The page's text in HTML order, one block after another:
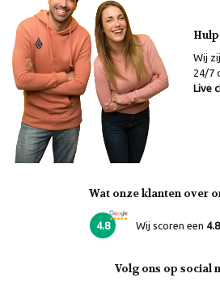
Wij
24/7
Live
Wat onze klanten over
4.8 Wij scoren een 4.8
Volg ons op social
Online